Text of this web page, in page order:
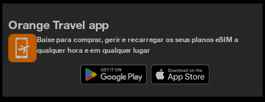
Orange Travel app
Baixe para comprar, gerir e recarregar os seus planos eSIM a
qualquer hora e em qualquer lugar